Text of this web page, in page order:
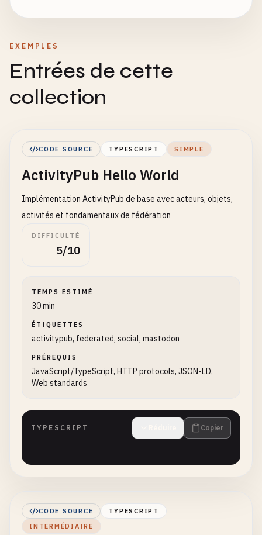
EXEMPLES
Entrées de cette
collection
CODE SOURCE TYPESCRIPT SIMPLE
ActivityPub Hello World
Implémentation ActivityPub de base avec acteurs, objets,
activités et fondamentaux de fédération
DIFFICULTÉ
5/10
TEMPS ESTIMÉ
30 min
ÉTIQUETTES
activitypub, federated, social, mastodon
PRÉREQUIS
JavaScript/TypeScript, HTTP protocols, JSON-LD,
Web standards
TYPESCRIPT Copier
CODE SOURCE
TYPESCRIPT
INTERMÉDIAIRE